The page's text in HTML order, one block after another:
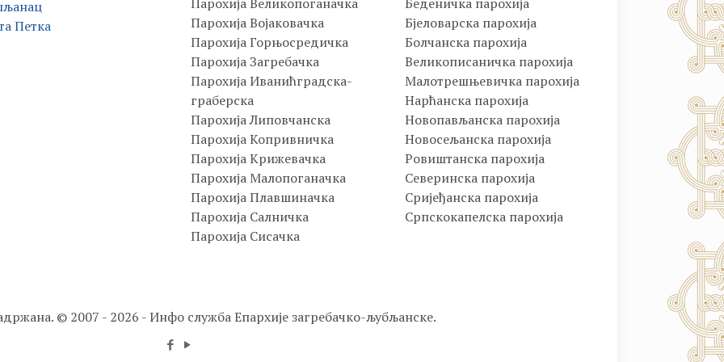
Петка
Парохија Војаковачка
Парохија Горњосредичка
Парохија Загребачка
Парохија Иванићградска-
граберска
Парохија Липовчанска
Парохија Копривничка
Парохија Крижевачка
Парохија Малопоганачка
Парохија Плавшиначка
Парохија Салничка
Парохија Сисачка
Бјеловарска парохија
Болчанска парохија
Великописаничка парохија
Малотрешњевичка парохија
Нарћанска парохија
Новопављанска парохија
Новосељанска парохија
Ровиштанска парохија
Северинска парохија
Сријеђанска парохија
Српскокапелска парохија
© 2007 - 2026 - Инфо служба Епархије загребачко-љубљанске.